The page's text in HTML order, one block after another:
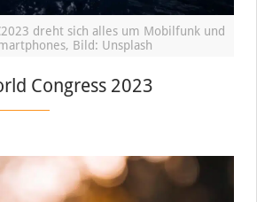
dreht sich alles um Mobilfunk und
Bild: Unsplash
Congress 2023